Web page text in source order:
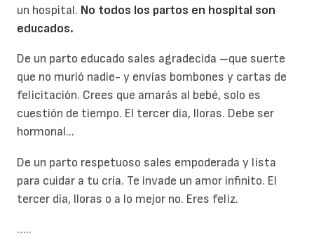
un hospital. No todos los partos en hospital son
educados.
De un parto educado sales agradecida –que suerte
que no murió nadie- y envías bombones y cartas de
felicitación. Crees que amarás al bebé, solo es
cuestión de tiempo. El tercer día, lloras. Debe ser
hormonal...
De un parto respetuoso sales empoderada y lista
para cuidar a tu cría. Te invade un amor infinito. El
tercer día, lloras o a lo mejor no. Eres feliz.
…..